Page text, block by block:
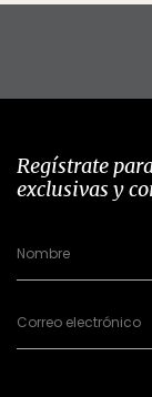
Regístrate
exclusivas y